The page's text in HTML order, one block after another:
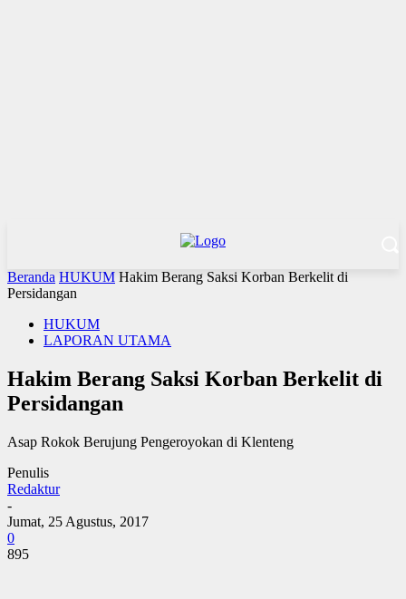
Beranda HUKUM Hakim Berang Saksi Korban Berkelit di
Persidangan
HUKUM
LAPORAN UTAMA
Hakim Berang Saksi Korban Berkelit di
Persidangan
Asap Rokok Berujung Pengeroyokan di Klenteng
Penulis
Redaktur
-
Jumat, 25 Agustus, 2017
0
895